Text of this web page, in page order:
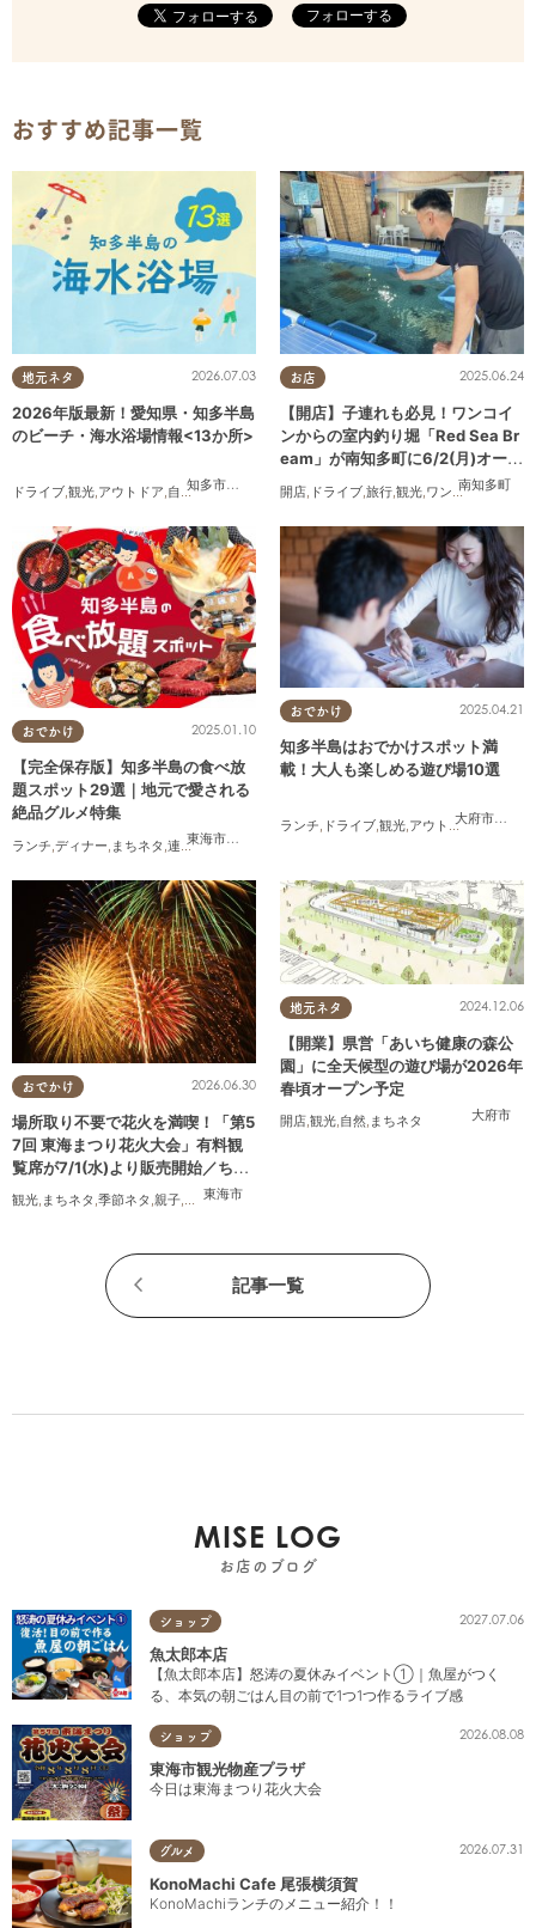
フォローする
おすすめ記事一覧
地元ネタ
知多市
,常滑市 美浜町 ,南知多町
2026.07.03
2026年版最新！愛知県・知多半島
のビーチ・海水浴場情報<13か所>
ドライブ 観光 アウトドア 自然 ,まちネタ 季節ネタ まとめ記事,親子,家族,カップル,友人
お店
南知多町
2025.06.24
【開店】子連れも必見！ワンコイ
ンからの室内釣り堀「Red Sea Br
eam」が南知多町に6/2(月)オープ
開店 ドライブ 旅行 観光 ワンコイン
おでかけ
東海市
,大府市
2025.01.10
【完全保存版】知多半島の食べ放
題スポット29選｜地元で愛される
絶品グルメ特集
ランチ ディナー まちネタ 連載 ,コスパ抜群
おでかけ
大府市
,東浦
2025.04.21
知多半島はおでかけスポット満
載！大人も楽しめる遊び場10選
ランチ, ドライブ,観光,アウトドア , 親子,
おでかけ
東海市
2026.06.30
場所取り不要で花火を満喫！「第5
7回 東海まつり花火大会」有料観
覧席が7/1(水)より販売開始／ちた
まる広告
観光, まちネタ ,季節ネタ ,親子,夫婦,家族
地元ネタ
大府市
2024.12.06
【開業】県営「あいち健康の森公
園」に全天候型の遊び場が2026年
春頃オープン予定
開店,観光,自然, まちネタ
記事一覧
MISE LOG
お店のブログ
ショップ 2027.07.06
魚太郎本店
【魚太郎本店】怒涛の夏休みイベント①｜魚屋がつく
る、本気の朝ごはん目の前で1つ1つ作るライブ感
ショップ 2026.08.08
東海市観光物産プラザ
今日は東海まつり花火大会
グルメ 2026.07.31
KonoMachi Cafe 尾張横須賀
KonoMachiランチのメニュー紹介！！